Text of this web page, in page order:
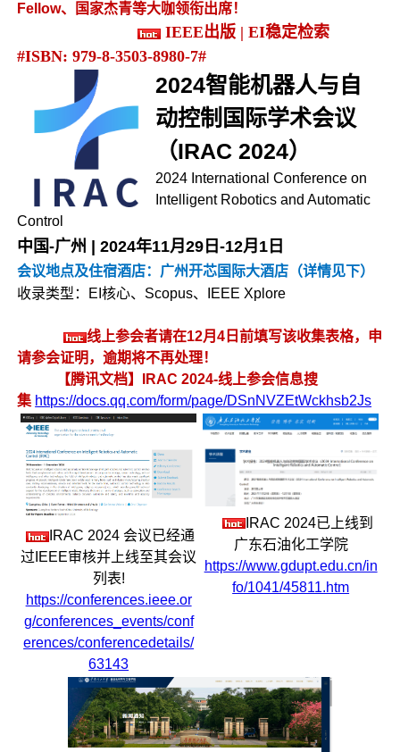
Fellow、国家杰青等大咖领衔出席！
IEEE出版 | EI稳定检索
#ISBN: 979-8-3503-8980-7#
2024智能机器人与自
动控制国际学术会议
（IRAC 2024）
2024 International Conference on
Intelligent Robotics and Automatic
Control
中国-广州 | 2024年11月29日-12月1日
会议地点及住宿酒店：广州开芯国际大酒店（详情见下）
收录类型：EI核心、Scopus、IEEE Xplore
线上参会者请在12月4日前填写该收集表格，申
请参会证明，逾期将不再处理！
【腾讯文档】IRAC 2024-线上参会信息搜
集 https://docs.qq.com/form/page/DSnNVZEtWckhsb2Js
IRAC 2024 会议已经通
过IEEE审核并上线至其会议
列表!
https://conferences.ieee.or
g/conferences_events/conf
erences/conferencedetails/
63143
IRAC 2024已上线到
广东石油化工学院
https://www.gdupt.edu.cn/in
fo/1041/45811.htm